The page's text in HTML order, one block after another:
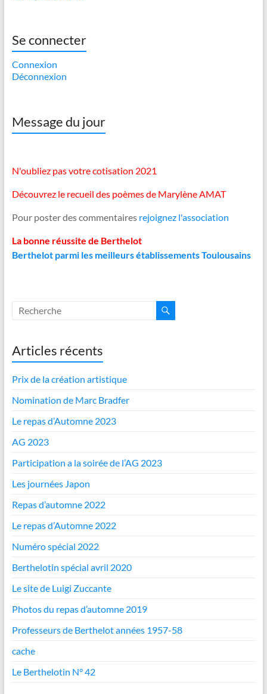
Se connecter
Connexion
Déconnexion
Message du jour
N'oubliez pas votre cotisation 2021
Découvrez le recueil des poèmes de Marylène AMAT
Pour poster des commentaires rejoignez l'association
La bonne réussite de Berthelot
Berthelot parmi les meilleurs établissements Toulousains
Articles récents
Prix de la création artistique
Nomination de Marc Bradfer
Le repas d’Automne 2023
AG 2023
Participation a la soirée de l’AG 2023
Les journées Japon
Repas d’automne 2022
Le repas d’Automne 2022
Numéro spécial 2022
Berthelotin spécial avril 2020
Le site de Luigi Zuccante
Photos du repas d’automne 2019
Professeurs de Berthelot années 1957-58
cache
Le Berthelotin N° 42